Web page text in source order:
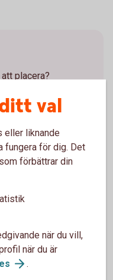
placera?
delaktig du vill
handel
val
eller liknande
fungera för dig. Det
förbättrar din
när du vill,
när du är
.